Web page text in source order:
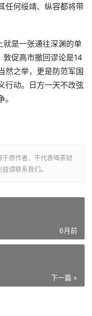
任何绥靖、纵容都将带
就是一张通往深渊的单
敦促高市撤回谬论是14
然之举，更是防范军国
行动。日方一天不改弦
原作者，不代表喝茶财
请联系我们。
6月前
下一篇 »